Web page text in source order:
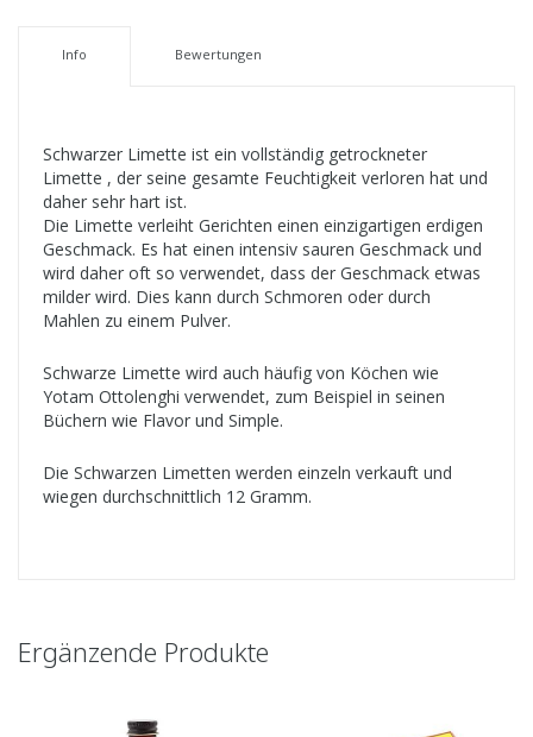
Info Bewertungen
Schwarzer Limette ist ein vollständig getrockneter
Limette , der seine gesamte Feuchtigkeit verloren hat und
daher sehr hart ist.
Die Limette verleiht Gerichten einen einzigartigen erdigen
Geschmack. Es hat einen intensiv sauren Geschmack und
wird daher oft so verwendet, dass der Geschmack etwas
milder wird. Dies kann durch Schmoren oder durch
Mahlen zu einem Pulver.
Schwarze Limette wird auch häufig von Köchen wie
Yotam Ottolenghi verwendet, zum Beispiel in seinen
Büchern wie Flavor und Simple.
Die Schwarzen Limetten werden einzeln verkauft und
wiegen durchschnittlich 12 Gramm.
Ergänzende Produkte